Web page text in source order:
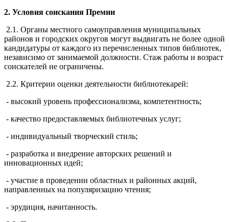
2. Условия соискания Премии
2.1. Органы местного самоуправления муниципальных
районов и городских округов могут выдвигать не более одной
кандидатуры от каждого из перечисленных типов библиотек,
независимо от занимаемой должности. Стаж работы и возраст
соискателей не ограничены.
2.2. Критерии оценки деятельности библиотекарей:
- высокий уровень профессионализма, компетентность;
- качество предоставляемых библиотечных услуг;
- индивидуальный творческий стиль;
- разработка и внедрение авторских решений и
инновационных идей;
- участие в проведении областных и районных акций,
направленных на популяризацию чтения;
- эрудиция, начитанность.